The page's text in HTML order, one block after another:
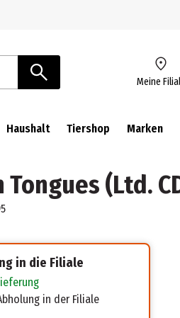
Meine
Haushalt Tiershop Marken
Tongues (Ltd.
in die Filiale
in der Filiale